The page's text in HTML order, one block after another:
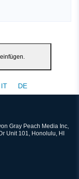
einfügen.
IT DE
Gray Peach Media Inc,
Unit 101, Honolulu, HI